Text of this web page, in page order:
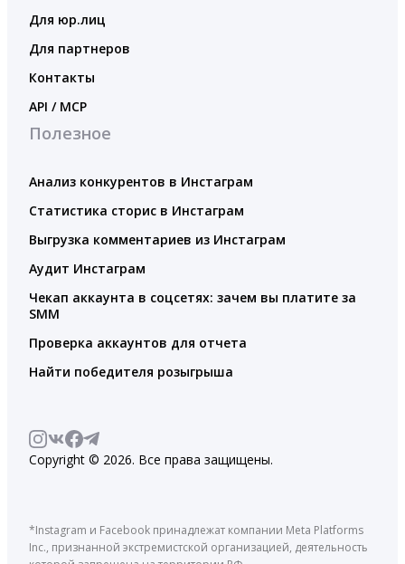
Для юр.лиц
Для партнеров
Контакты
API / MCP
Полезное
Анализ конкурентов в Инстаграм
Статистика сторис в Инстаграм
Выгрузка комментариев из Инстаграм
Аудит Инстаграм
Чекап аккаунта в соцсетях: зачем вы платите за
SMM
Проверка аккаунтов для отчета
Найти победителя розыгрыша
Copyright © 2026. Все права защищены.
*Instagram и Facebook принадлежат компании Meta Platforms
Inc., признанной экстремистской организацией, деятельность